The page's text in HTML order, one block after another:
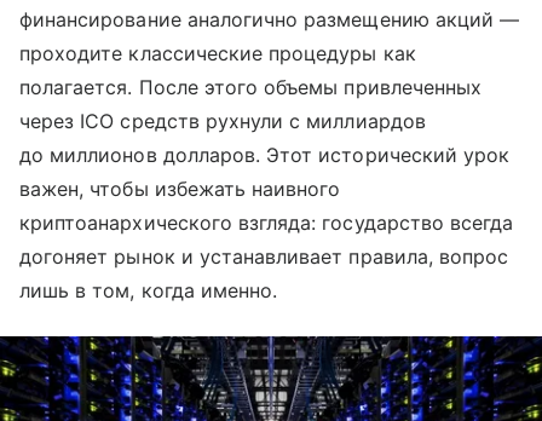
финансирование аналогично размещению акций —
проходите классические процедуры как
полагается. После этого объемы привлеченных
через ICO средств рухнули с миллиардов
до миллионов долларов. Этот исторический урок
важен, чтобы избежать наивного
криптоанархического взгляда: государство всегда
догоняет рынок и устанавливает правила, вопрос
лишь в том, когда именно.